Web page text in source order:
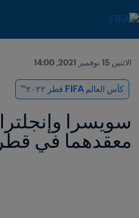
الاثنين 15 نوفمبر 2021, 14:00
كأس العالم FIFA قطر ٢٠٢٢™
معقدهما في قطر ٢٠٢٢™